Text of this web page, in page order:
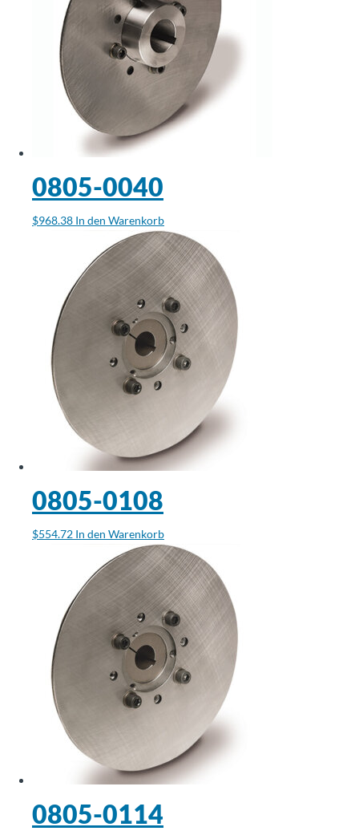
0805-0040
$968.38 In den Warenkorb
0805-0108
$554.72 In den Warenkorb
0805-0114